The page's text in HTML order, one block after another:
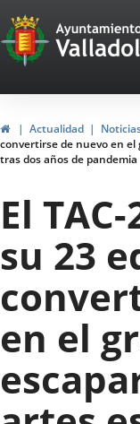
Portal
Web
del
de
HomeActualidad
convertirse de nuevo en el
tras dos años de pandemia
El
su 23
en el